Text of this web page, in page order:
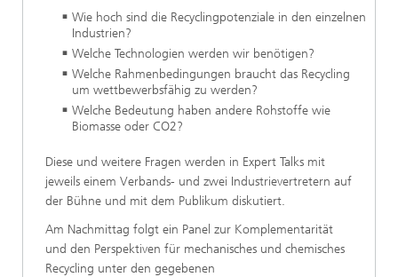
Wie hoch sind die Recyclingpotenziale in den einzelnen
Industrien?
Welche Technologien werden wir benötigen?
Welche Rahmenbedingungen braucht das Recycling
um wettbewerbsfähig zu werden?
Welche Bedeutung haben andere Rohstoffe wie
Biomasse oder CO2?
Diese und weitere Fragen werden in Expert Talks mit
jeweils einem Verbands- und zwei Industrievertretern auf
der Bühne und mit dem Publikum diskutiert.
Am Nachmittag folgt ein Panel zur Komplementarität
und den Perspektiven für mechanisches und chemisches
Recycling unter den gegebenen